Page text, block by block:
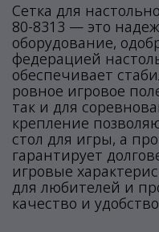
Сетка для
80-8313 — это
оборудование,
федерацией
обеспечивает
ровное игровое
так и для
крепление
стол для игры, а
гарантирует
игровые
для любителей и
качество и